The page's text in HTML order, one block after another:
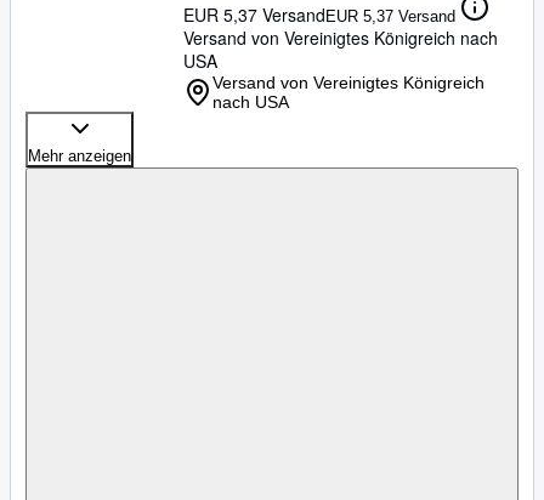
EUR 5,37 VersandEUR 5,37 Versand
Versand von Vereinigtes Königreich nach
USA
Versand von Vereinigtes Königreich
nach USA
Mehr anzeigen